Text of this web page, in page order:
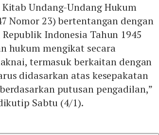
Undang-Undang Hukum
Nomor 23) bertentangan dengan
Indonesia Tahun 1945
hukum mengikat secara
termasuk berkaitan dengan
didasarkan atas kesepakatan
putusan pengadilan,”
Sabtu (4/1).